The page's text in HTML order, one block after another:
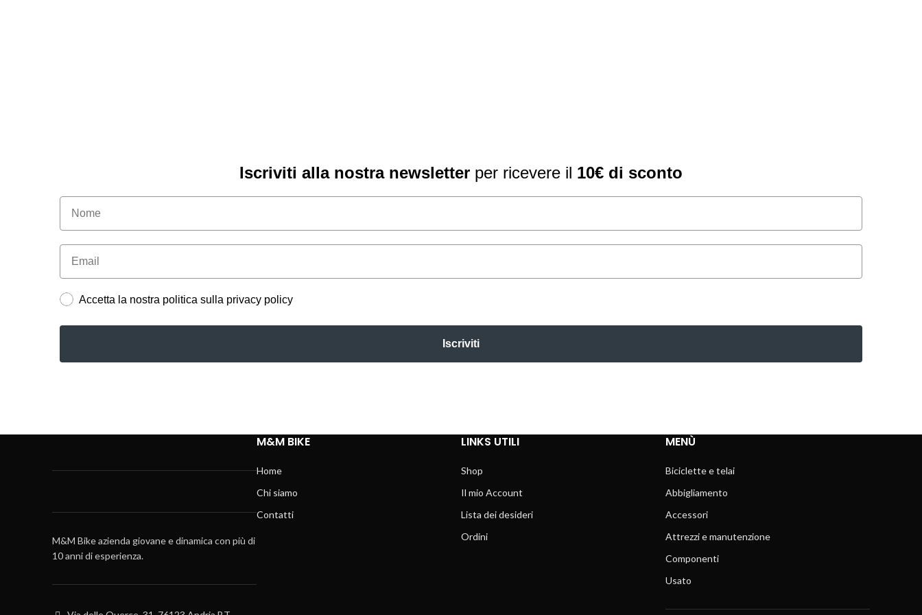
Iscriviti alla nostra newsletter per ricevere il 10€ di sconto
Accetta la nostra politica sulla privacy policy
Iscriviti
M&M Bike azienda giovane e dinamica con più di
10 anni di esperienza.
M&M BIKE
Home
Chi siamo
Contatti
LINKS UTILI
Shop
Il mio Account
Lista dei desideri
Ordini
MENÙ
Biciclette e telai
Abbigliamento
Accessori
Attrezzi e manutenzione
Componenti
Usato